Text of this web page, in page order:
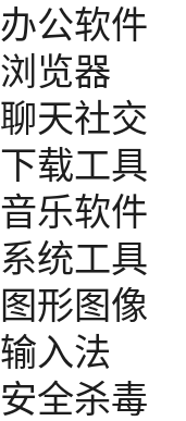
办公软件
浏览器
聊天社交
下载工具
音乐软件
系统工具
图形图像
输入法
安全杀毒